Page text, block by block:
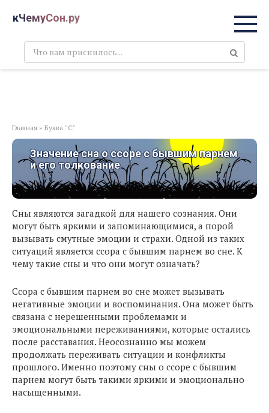
кЧемуСон.ру
Поиск:
Главная » Буква "С"
Значение сна о ссоре с бывшим парнем
и его толкование
Сны являются загадкой для нашего сознания. Они
могут быть яркими и запоминающимися, а порой
вызывать смутные эмоции и страхи. Одной из таких
ситуаций является ссора с бывшим парнем во сне. К
чему такие сны и что они могут означать?
Ссора с бывшим парнем во сне может вызывать
негативные эмоции и воспоминания. Она может быть
связана с нерешенными проблемами и
эмоциональными переживаниями, которые остались
после расставания. Неосознанно мы можем
продолжать переживать ситуации и конфликты
прошлого. Именно поэтому сны о ссоре с бывшим
парнем могут быть такими яркими и эмоционально
насыщенными.